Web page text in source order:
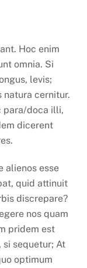
Hoc enim
omnia. Si
levis;
natura cernitur.
para/doca illi,
dicerent
alienos esse
quid attinuit
discrepare?
nos quam
pridem est
si sequetur; At
optimum